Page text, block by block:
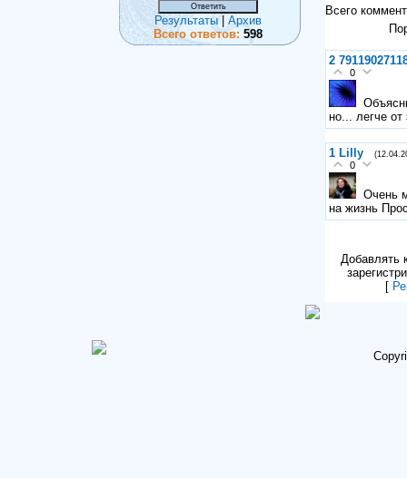
Результаты| Архив
Всего ответов: 598
Всего
2
0
но... легче от
1 Lilly
0
Очень
на жизнь
Добавлять
[